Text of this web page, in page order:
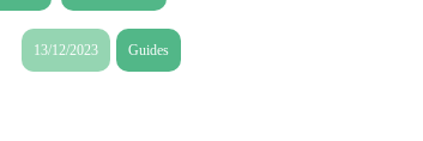
13/12/2023 Guides